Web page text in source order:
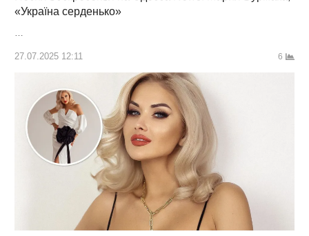
«Україна серденько»
…
27.07.2025 12:11 6